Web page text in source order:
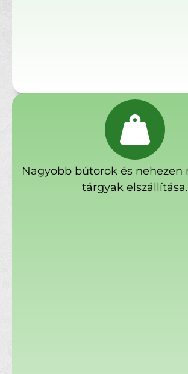
Nagyobb bútorok és
tárgyak elszállítása.